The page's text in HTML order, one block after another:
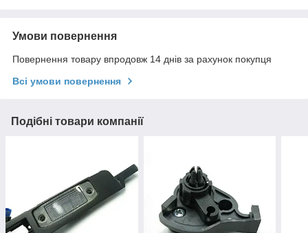
Умови повернення
Повернення товару впродовж 14 днів за рахунок покупця
Всі умови повернення
Подібні товари компанії